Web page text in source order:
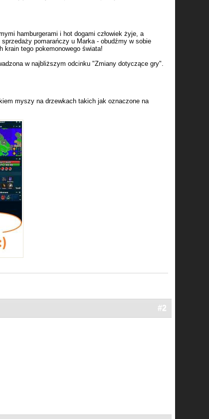
hamburgerami i hot dogami człowiek żyje, a
pomarańczy u Marka - obudźmy w sobie
krain tego pokemonowego świata!
w najbliższym odcinku "Zmiany dotyczące gry".
myszy na drzewkach takich jak oznaczone na
#2